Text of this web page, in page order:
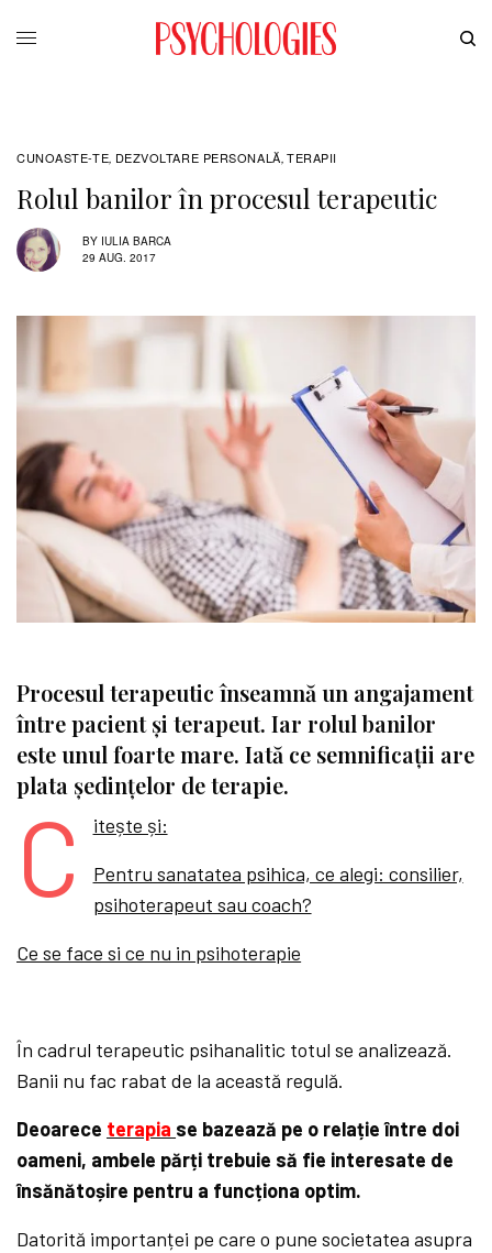
CUNOASTE-TE, DEZVOLTARE PERSONALĂ, TERAPII
Rolul banilor în procesul terapeutic
BY IULIA BARCA
29 AUG. 2017
Procesul terapeutic înseamnă un angajament
între pacient și terapeut. Iar rolul banilor
este unul foarte mare. Iată ce semnificații are
plata ședințelor de terapie.
C
itește și:
Pentru sanatatea psihica, ce alegi: consilier,
psihoterapeut sau coach?
Ce se face si ce nu in psihoterapie
În cadrul terapeutic psihanalitic totul se analizează.
Banii nu fac rabat de la această regulă.
Deoarece terapia se bazează pe o relație între doi
oameni, ambele părți trebuie să fie interesate de
însănătoșire pentru a funcționa optim.
Datorită importanței pe care o pune societatea asupra